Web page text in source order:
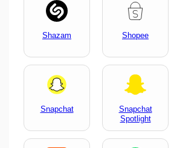
Shazam Shopee
Snapchat
Snapchat
Spotlight